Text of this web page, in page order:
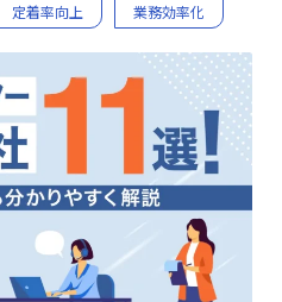
定着率向上 業務効率化